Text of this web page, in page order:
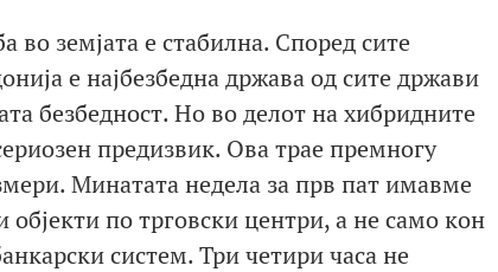
во земјата е стабилна. Според сите
е најбезбедна држава од сите држави
безбедност. Но во делот на хибридните
предизвик. Ова трае премногу
Минатата недела за прв пат имавме
по трговски центри, а не само кон
систем. Три четири часа не